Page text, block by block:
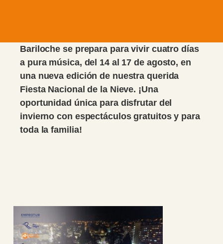
Bariloche se prepara para vivir cuatro días
a pura música, del 14 al 17 de agosto, en
una nueva edición de nuestra querida
Fiesta Nacional de la Nieve. ¡Una
oportunidad única para disfrutar del
invierno con espectáculos gratuitos y para
toda la familia!